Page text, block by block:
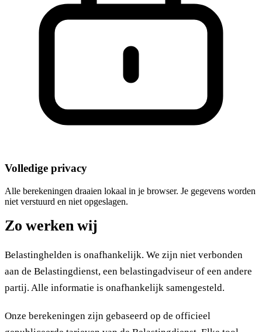
Volledige privacy
Alle berekeningen draaien lokaal in je browser. Je gegevens worden
niet verstuurd en niet opgeslagen.
Zo werken wij
Belastinghelden is onafhankelijk. We zijn niet verbonden
aan de Belastingdienst, een belastingadviseur of een andere
partij. Alle informatie is onafhankelijk samengesteld.
Onze berekeningen zijn gebaseerd op de officieel